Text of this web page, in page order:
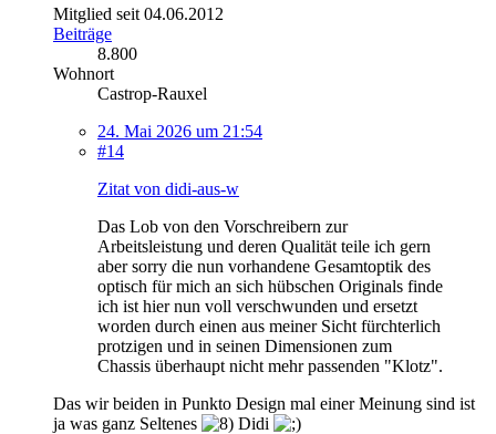
Mitglied seit 04.06.2012
Beiträge
8.800
Wohnort
Castrop-Rauxel
24. Mai 2026 um 21:54
#14
Zitat von didi-aus-w
Das Lob von den Vorschreibern zur
Arbeitsleistung und deren Qualität teile ich gern
aber sorry die nun vorhandene Gesamtoptik des
optisch für mich an sich hübschen Originals finde
ich ist hier nun voll verschwunden und ersetzt
worden durch einen aus meiner Sicht fürchterlich
protzigen und in seinen Dimensionen zum
Chassis überhaupt nicht mehr passenden "Klotz".
Das wir beiden in Punkto Design mal einer Meinung sind ist
ja was ganz Seltenes
Didi